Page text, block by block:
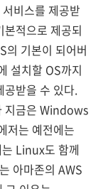
비스를 제공받
적으로 제공되
의 기본이 되어버
설치할 OS까지
공받을 수 있다.
지금은 Windows
저는 예전에는
Linux도 함께
아마존의 AWS